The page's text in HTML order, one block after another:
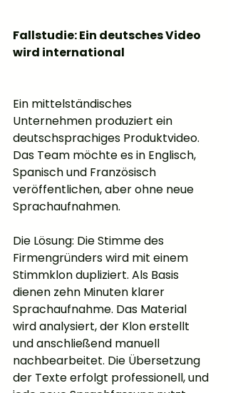
Fallstudie: Ein deutsches Video
wird international
Ein mittelständisches
Unternehmen produziert ein
deutschsprachiges Produktvideo.
Das Team möchte es in Englisch,
Spanisch und Französisch
veröffentlichen, aber ohne neue
Sprachaufnahmen.
Die Lösung: Die Stimme des
Firmengründers wird mit einem
Stimmklon dupliziert. Als Basis
dienen zehn Minuten klarer
Sprachaufnahme. Das Material
wird analysiert, der Klon erstellt
und anschließend manuell
nachbearbeitet. Die Übersetzung
der Texte erfolgt professionell, und